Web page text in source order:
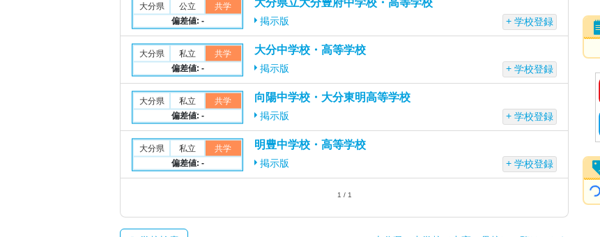
大分県立大分豊府中学校・高等学校
大分県 公立
共学
偏差値: -
掲示版 学校登録
大分中学校・高等学校
大分県 私立
共学
偏差値: -
掲示版 学校登録
向陽中学校・大分東明高等学校
大分県 私立
共学
偏差値: -
掲示版 学校登録
明豊中学校・高等学校
大分県 私立
共学
偏差値: -
掲示版 学校登録
1 / 1